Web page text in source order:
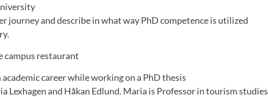
journey and describe in what way PhD competence is utilized
campus restaurant
career while working on a PhD thesis
Lexhagen and Håkan Edlund. Maria is Professor in tourism studies